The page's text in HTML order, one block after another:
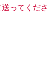
ってくださ